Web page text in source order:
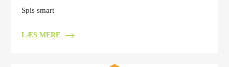
Spis smart
LÆS MERE